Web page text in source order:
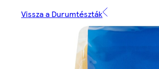
Vissza a Durumtészták